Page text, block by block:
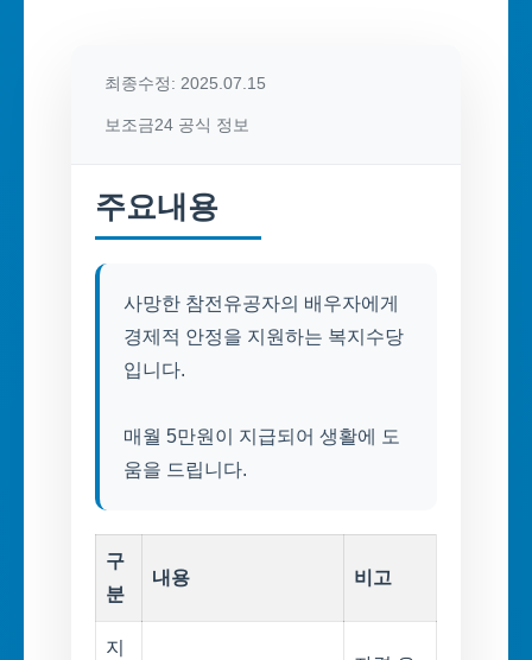
최종수정: 2025.07.15
보조금24 공식 정보
주요내용
사망한 참전유공자의 배우자에게
경제적 안정을 지원하는 복지수당
입니다.
매월 5만원이 지급되어 생활에 도
움을 드립니다.
구
분
내용 비고
지